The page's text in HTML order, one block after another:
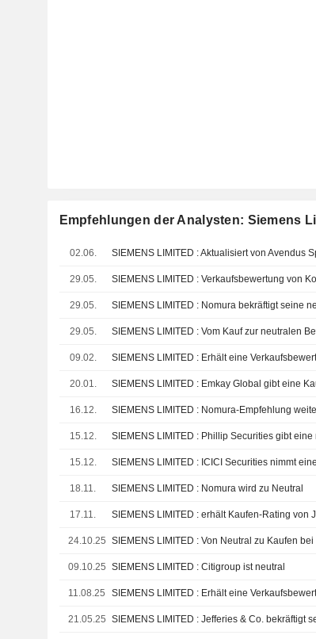
Empfehlungen der Analysten: Siemens
02.06. SIEMENS LIMITED : Aktualisiert von Avendus
29.05. SIEMENS LIMITED : Verkaufsbewertung von
29.05. SIEMENS LIMITED : Nomura bekräftigt seine
29.05. SIEMENS LIMITED : Vom Kauf zur neutralen
09.02. SIEMENS LIMITED : Erhält eine
20.01. SIEMENS LIMITED : Emkay Global gibt eine
16.12. SIEMENS LIMITED : Nomura-Empfehlung
15.12. SIEMENS LIMITED : Phillip Securities gibt
15.12. SIEMENS LIMITED : ICICI Securities nimmt
18.11. SIEMENS LIMITED : Nomura wird zu Neutral
17.11. SIEMENS LIMITED : erhält Kaufen-Rating von
24.10.25 SIEMENS LIMITED : Von Neutral zu Kaufen bei
09.10.25 SIEMENS LIMITED : Citigroup ist neutral
11.08.25 SIEMENS LIMITED : Erhält eine
21.05.25 SIEMENS LIMITED : Jefferies & Co. bekräftigt